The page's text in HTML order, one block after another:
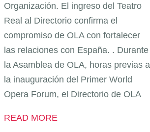
Organización. El ingreso del Teatro
Real al Directorio confirma el
compromiso de OLA con fortalecer
las relaciones con España. . Durante
la Asamblea de OLA, horas previas a
la inauguración del Primer World
Opera Forum, el Directorio de OLA
READ MORE